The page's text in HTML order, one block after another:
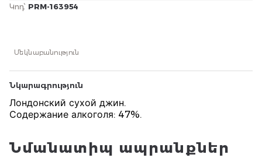
Կոդ՝ PRM-163954
Մեկնաբանություն
Նկարագրություն
Лондонский сухой джин.
Содержание алкоголя: 47%.
Նմանատիպ ապրանքներ